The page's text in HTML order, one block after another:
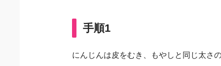
手順1
にんじんは皮をむき、もやしと同じ太さ